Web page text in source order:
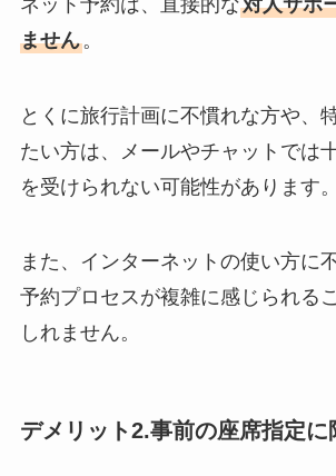
ません。
とくに旅行計画に不慣れな方や、
たい方は、メールやチャットでは
を受けられない可能性があります。
また、インターネットの使い方に
予約プロセスが複雑に感じられる
しれません。
デメリット2.事前の座席指定に